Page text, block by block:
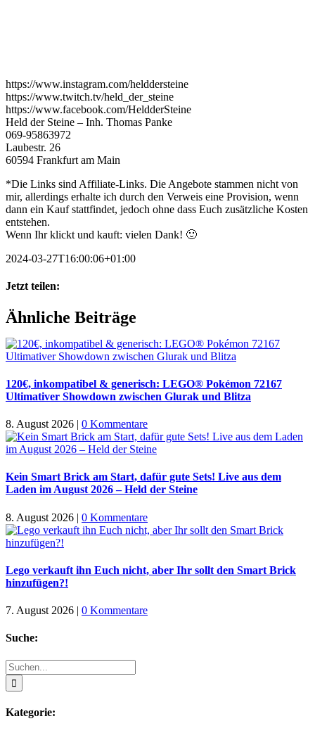
https://www.instagram.com/helddersteine
https://www.twitch.tv/held_der_steine
https://www.facebook.com/HeldderSteine
Held der Steine – Inh. Thomas Panke
069-95863972
Laubestr. 26
60594 Frankfurt am Main
*Die Links sind Affiliate-Links. Die Angebote stammen nicht von
mir, allerdings erhalte ich durch den Verweis eine Provision, wenn
dann ein Kauf stattfindet, jedoch ohne dass Euch zusätzliche Kosten
entstehen.
Wenn Ihr klickt und kauft: vielen Dank! 🙂
2024-03-27T16:00:06+01:00
Jetzt teilen:
Facebook
X
WhatsApp
Pinterest
E-
Mail
Ähnliche Beiträge
120€, inkompatibel & generisch: LEGO® Pokémon 72167
Ultimativer Showdown zwischen Glurak und Blitza
8. August 2026 | 0 Kommentare
Kein Smart Brick am Start, dafür gute Sets! Live aus dem
Laden im August 2026 – Held der Steine
8. August 2026 | 0 Kommentare
Lego verkauft ihn Euch nicht, aber Ihr sollt den Smart Brick
hinzufügen?!
7. August 2026 | 0 Kommentare
Suche:
Suche
nach:
Kategorie: